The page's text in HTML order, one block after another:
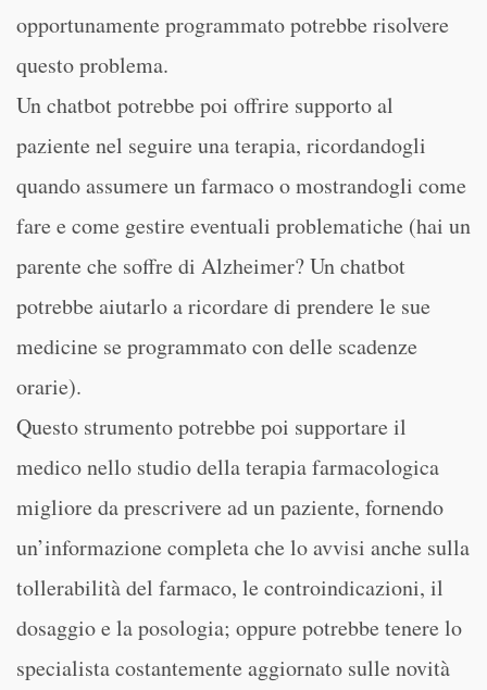
opportunamente programmato potrebbe risolvere
questo problema.
Un chatbot potrebbe poi offrire supporto al
paziente nel seguire una terapia, ricordandogli
quando assumere un farmaco o mostrandogli come
fare e come gestire eventuali problematiche (hai un
parente che soffre di Alzheimer? Un chatbot
potrebbe aiutarlo a ricordare di prendere le sue
medicine se programmato con delle scadenze
orarie).
Questo strumento potrebbe poi supportare il
medico nello studio della terapia farmacologica
migliore da prescrivere ad un paziente, fornendo
un’informazione completa che lo avvisi anche sulla
tollerabilità del farmaco, le controindicazioni, il
dosaggio e la posologia; oppure potrebbe tenere lo
specialista costantemente aggiornato sulle novità